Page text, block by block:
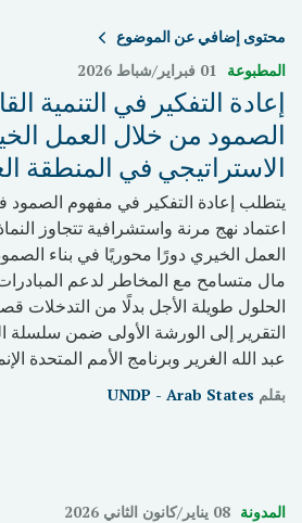
محتوى إضافي عن الموضوع
المطبوعة 01 فبراير/شباط 2026
إعادة التفكير في التنمية
الصمود من خلال العمل
الاستراتيجي في المنطقة
يتطلب إعادة التفكير في مفهوم الصمود
اعتماد نهج مرنة واستشرافية تتجاوز
العمل الخيري دورًا محوريًا في بناء
مال متسامح مع المخاطر لدعم المبادرات
الحلول طويلة الأجل بدلًا من التدخلات
التقرير إلى الورشة الأولى ضمن سلسلة
عبد الله الغرير وبرنامج الأمم المتحدة
بقلمUNDP - Arab States
المدونة 08 يناير/كانون الثاني 2026